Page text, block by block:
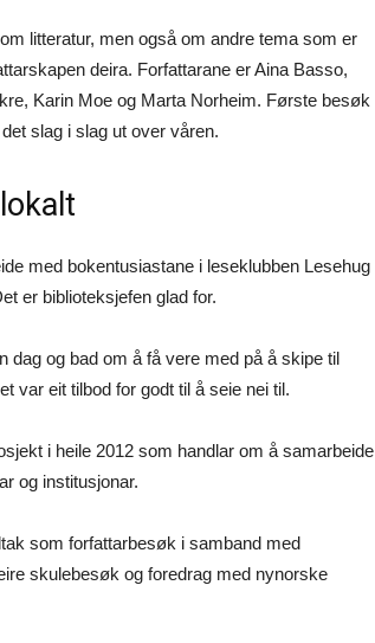
litteratur, men også om andre tema som er
deira. Forfattarane er Aina Basso,
Karin Moe og Marta Norheim. Første besøk
slag i slag ut over våren.
med bokentusiastane i leseklubben Lesehug
er biblioteksjefen glad for.
dag og bad om å få vere med på å skipe til
var eit tilbod for godt til å seie nei til.
i heile 2012 som handlar om å samarbeide
og institusjonar.
som forfattarbesøk i samband med
skulebesøk og foredrag med nynorske